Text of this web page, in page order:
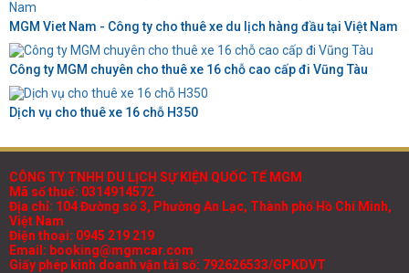
MGM Viet Nam - Công ty cho thuê xe du lịch hàng đầu tại Việt Nam
Công ty MGM chuyên cho thuê xe 16 chỗ cao cấp đi Vũng Tàu
Dịch vụ cho thuê xe 16 chỗ H350
CÔNG TY TNHH DU LỊCH SỰ KIỆN QUỐC TẾ MGM
Mã số thuế: 0314914572
Địa chỉ: 104 Đường số 3, Phường An Lạc, Thành phố Hồ Chí Minh,
Việt Nam
Điện thoại: 0945 219 219
Email: booking@mgmcar.com
Giấy phép kinh doanh vận tải số: 792626533/GPKDVT